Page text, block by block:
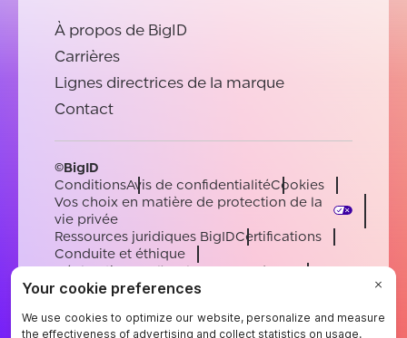
À propos de BigID
Carrières
Lignes directrices de la marque
Contact
©BigID
ConditionsAvis de confidentialitéCookies
Vos choix en matière de protection de la
vie privée
Ressources juridiques BigIDCertifications
Conduite et éthique
Déclaration sur l'esclavage moderne
Sous-processeursSoutien
EnglishGermanFrenchSpanishPortuguese